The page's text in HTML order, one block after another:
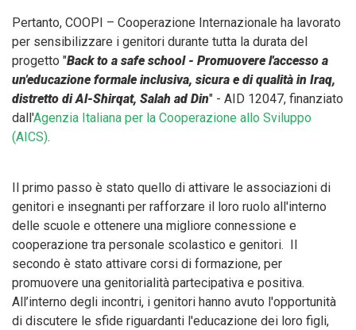
Pertanto, COOPI – Cooperazione Internazionale ha lavorato
per sensibilizzare i genitori durante tutta la durata del
progetto "Back to a safe school - Promuovere l'accesso a
un'educazione formale inclusiva, sicura e di qualità in Iraq,
distretto di Al-Shirqat, Salah ad Din" - AID 12047, finanziato
dall'Agenzia Italiana per la Cooperazione allo Sviluppo
(AICS).
Il primo passo è stato quello di attivare le associazioni di
genitori e insegnanti per rafforzare il loro ruolo all'interno
delle scuole e ottenere una migliore connessione e
cooperazione tra personale scolastico e genitori. Il
secondo è stato attivare corsi di formazione, per
promuovere una genitorialità partecipativa e positiva.
All’interno degli incontri, i genitori hanno avuto l'opportunità
di discutere le sfide riguardanti l'educazione dei loro figli,